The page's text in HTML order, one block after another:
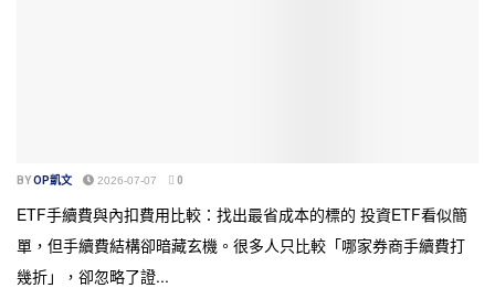
BYOP凱文 2026-07-07 0
ETF手續費與內扣費用比較：找出最省成本的標的 投資ETF看似簡
單，但手續費結構卻暗藏玄機。很多人只比較「哪家券商手續費打
幾折」，卻忽略了證...